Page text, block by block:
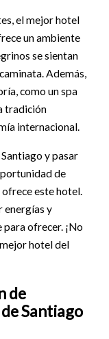
el mejor hotel
un ambiente
se sientan
Además,
como un spa
tradición
internacional.
y pasar
de
este hotel.
energías y
ofrecer. ¡No
hotel del
de
Santiago